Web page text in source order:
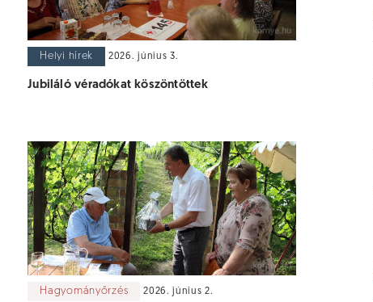
Helyi hírek 2026. június 3.
Jubiláló véradókat köszöntöttek
Hagyományőrzés 2026. június 2.